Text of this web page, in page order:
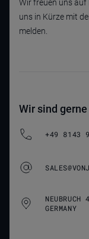
Wir freuen uns auf
uns in Kürze mit
melden.
Wir sind
+49 8143
GERMANY